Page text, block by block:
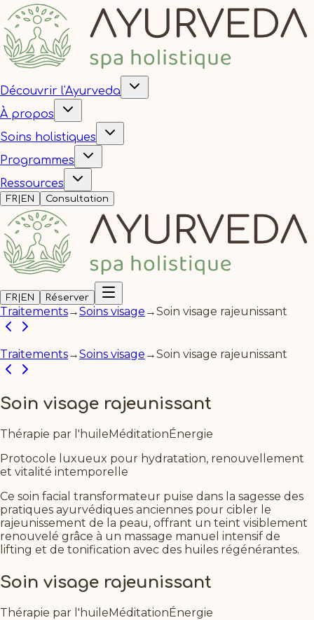
Découvrir l'Ayurveda
À propos
Soins holistiques
Programmes
Ressources
FR| EN Consultation
FR| EN Réserver
Traitements→Soins visage →Soin visage rajeunissant
Traitements→Soins visage →Soin visage rajeunissant
Soin visage rajeunissant
Thérapie par l'huileMéditationÉnergie
Protocole luxueux pour hydratation, renouvellement
et vitalité intemporelle
Ce soin facial transformateur puise dans la sagesse des
pratiques ayurvédiques anciennes pour cibler le
rajeunissement de la peau, offrant un teint visiblement
renouvelé grâce à un massage manuel intensif de
lifting et de tonification avec des huiles régénérantes.
Soin visage rajeunissant
Thérapie par l'huileMéditationÉnergie